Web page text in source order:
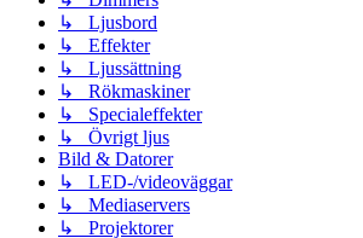
↳ Ljusbord
↳ Effekter
↳ Ljussättning
↳ Rökmaskiner
↳ Specialeffekter
↳ Övrigt ljus
Bild & Datorer
↳ LED-/videoväggar
↳ Mediaservers
↳ Projektorer